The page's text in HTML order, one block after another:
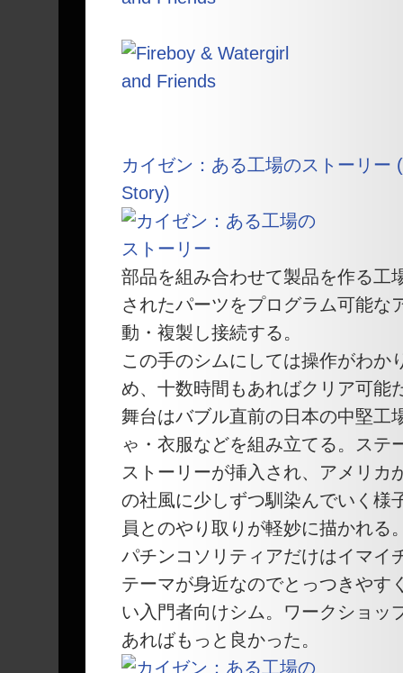
カイゼン：ある工場のストーリー
Story)
部品を組み合わせて製品を作る工
されたパーツをプログラム可能な
動・複製し接続する。
この手のシムにしては操作がわか
め、十数時間もあればクリア可能
舞台はバブル直前の日本の中堅工
ゃ・衣服などを組み立てる。ステ
ストーリーが挿入され、アメリカ
の社風に少しずつ馴染んでいく様
員とのやり取りが軽妙に描かれる
パチンコソリティアだけはイマイ
テーマが身近なのでとっつきやす
い入門者向けシム。ワークショッ
あればもっと良かった。